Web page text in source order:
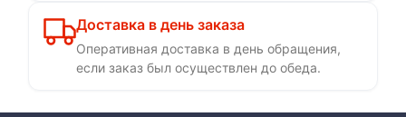
Доставка в день заказа
Оперативная доставка в день обращения,
если заказ был осуществлен до обеда.